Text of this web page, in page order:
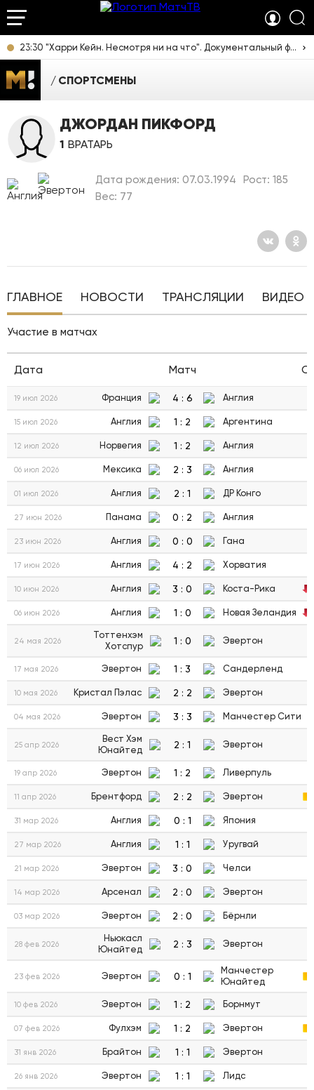
23:30 "Харри Кейн. Несмотря ни на что". Документальный фильм [12+]
СПОРТСМЕНЫ
ДЖОРДАН ПИКФОРД
1 ВРАТАРЬ
Дата рождения: 07.03.1994
Рост: 185
Вес: 77
ГЛАВНОЕ НОВОСТИ ТРАНСЛЯЦИИ ВИДЕО
Участие в матчах
Дата Матч
19 июл 2026 Франция 4 : 6 Англия
15 июл 2026 Англия 1 : 2 Аргентина
12 июл 2026 Норвегия 1 : 2 Англия
06 июл 2026 Мексика 2 : 3 Англия
01 июл 2026 Англия 2 : 1 ДР Конго
27 июн 2026 Панама 0 : 2 Англия
23 июн 2026 Англия 0 : 0 Гана
17 июн 2026 Англия 4 : 2 Хорватия
10 июн 2026 Англия 3 : 0 Коста-Рика
06 июн 2026 Англия 1 : 0 Новая Зеландия
24 мая 2026
Тоттенхэм
Хотспур
1 : 0 Эвертон
17 мая 2026 Эвертон 1 : 3 Сандерленд
10 мая 2026 Кристал Пэлас 2 : 2 Эвертон
04 мая 2026 Эвертон 3 : 3 Манчестер Сити
25 апр 2026
Вест Хэм
Юнайтед
2 : 1 Эвертон
19 апр 2026 Эвертон 1 : 2 Ливерпуль
11 апр 2026 Брентфорд 2 : 2 Эвертон
31 мар 2026 Англия 0 : 1 Япония
27 мар 2026 Англия 1 : 1 Уругвай
21 мар 2026 Эвертон 3 : 0 Челси
14 мар 2026 Арсенал 2 : 0 Эвертон
03 мар 2026 Эвертон 2 : 0 Бёрнли
28 фев 2026
Ньюкасл
Юнайтед
2 : 3 Эвертон
23 фев 2026 Эвертон 0 : 1
Манчестер
Юнайтед
10 фев 2026 Эвертон 1 : 2 Борнмут
07 фев 2026 Фулхэм 1 : 2 Эвертон
31 янв 2026 Брайтон 1 : 1 Эвертон
26 янв 2026 Эвертон 1 : 1 Лидс